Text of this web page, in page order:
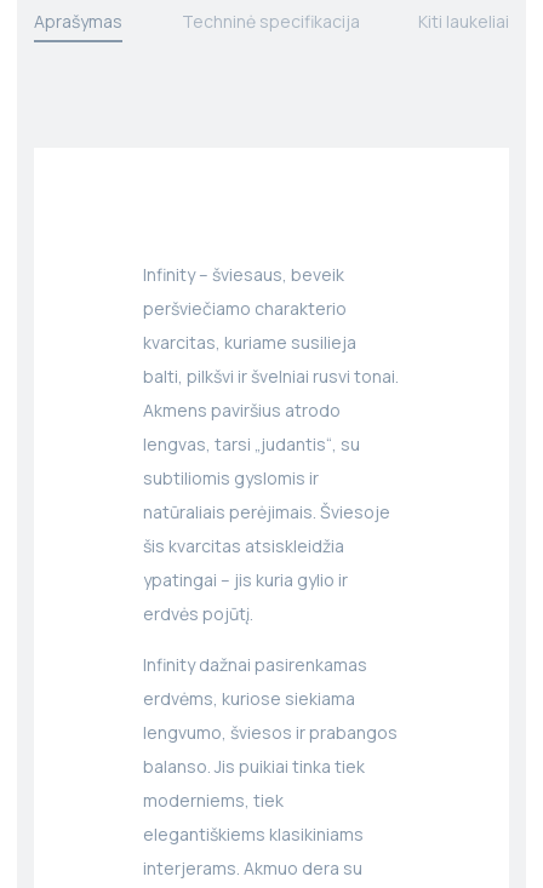
Aprašymas Techninė specifikacija Kiti laukeliai
Infinity – šviesaus, beveik
peršviečiamo charakterio
kvarcitas, kuriame susilieja
balti, pilkšvi ir švelniai rusvi tonai.
Akmens paviršius atrodo
lengvas, tarsi „judantis“, su
subtiliomis gyslomis ir
natūraliais perėjimais. Šviesoje
šis kvarcitas atsiskleidžia
ypatingai – jis kuria gylio ir
erdvės pojūtį.
Infinity dažnai pasirenkamas
erdvėms, kuriose siekiama
lengvumo, šviesos ir prabangos
balanso. Jis puikiai tinka tiek
moderniems, tiek
elegantiškiems klasikiniams
interjerams. Akmuo dera su